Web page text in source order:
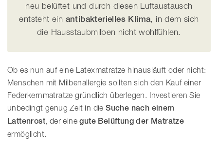
neu belüftet und durch diesen Luftaustausch
entsteht ein antibakterielles Klima, in dem sich
die Hausstaubmilben nicht wohlfühlen.
Ob es nun auf eine Latexmatratze hinausläuft oder nicht:
Menschen mit Milbenallergie sollten sich den Kauf einer
Federkernmatratze gründlich überlegen. Investieren Sie
unbedingt genug Zeit in dieSuche nach einem
Lattenrost , der einegute Belüftung der Matratze
ermöglicht.